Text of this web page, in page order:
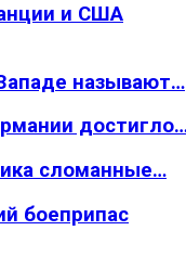
и США
называют…
сломанные…
боеприпас